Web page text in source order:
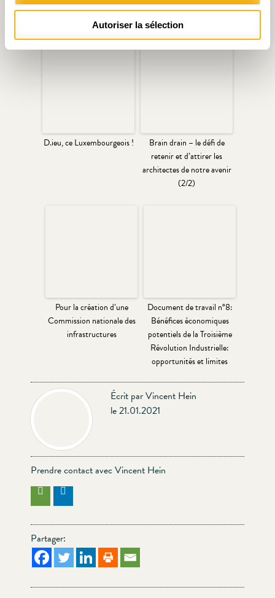
Autoriser la sélection
entrepreneurial
Luxembourg
au « changement de régime
» économique
D.ieu, ce Luxembourgeois !
Brain drain – le défi de
retenir et d’attirer les
architectes de notre avenir
(2/2)
Pour la création d’une
Commission nationale des
infrastructures
Document de travail n°8:
Bénéfices économiques
potentiels de la Troisième
Révolution Industrielle:
opportunités et limites
Écrit par Vincent Hein
le 21.01.2021
Prendre contact avec Vincent Hein
Partager: